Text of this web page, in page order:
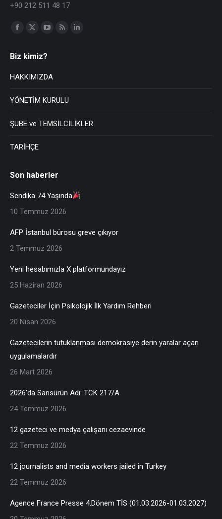
+90 212 511 48 17
Find us on:
Biz kimiz?
HAKKIMIZDA
YÖNETİM KURULU
ŞUBE ve TEMSİLCİLİKLER
TARİHÇE
Son haberler
Sendika 74 Yaşında
10 Temmuz 2026
AFP İstanbul bürosu greve çıkıyor
2 Temmuz 2026
Yeni hesabımızla X platformundayız
25 Haziran 2026
Gazeteciler İçin Psikolojik İlk Yardım Rehberi
20 Nisan 2026
Gazetecilerin tutuklanması demokrasiye derin yaralar açan
uygulamalardır
26 Mart 2026
2026’da Sansürün Adı: TCK 217/A
24 Temmuz 2026
12 gazeteci ve medya çalışanı cezaevinde
22 Temmuz 2026
12 journalists and media workers jailed in Turkey
22 Temmuz 2026
Agence France Presse 4.Dönem TİS (01.03.2026-01.03.2027)